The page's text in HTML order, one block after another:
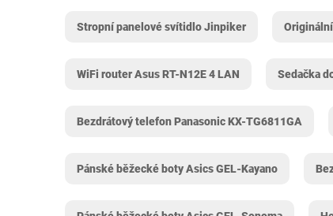
Stropní panelové svítidlo Jinpiker
WiFi router Asus RT-N12E 4 LAN Sedačka
Bezdrátový telefon Panasonic KX-TG6811GA
Pánské běžecké boty Asics GEL-Kayano